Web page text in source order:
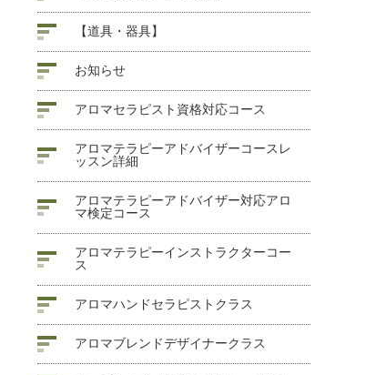
【道具・器具】
お知らせ
アロマセラピスト資格対応コース
アロマテラピーアドバイザーコースレ
ッスン詳細
アロマテラピーアドバイザー対応アロ
マ検定コース
アロマテラピーインストラクターコー
ス
アロマハンドセラピストクラス
アロマブレンドデザイナークラス